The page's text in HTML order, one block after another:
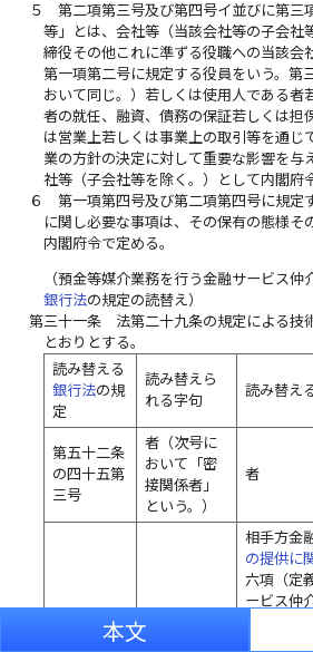
５
第二項第三号及び第四号イ並びに第三
等」とは、会社等（当該会社等の子会社
締役その他これに準ずる役職への当該会
第一項第二号に規定する役員をいう。第
おいて同じ。）若しくは使用人である者
者の就任、融資、債務の保証若しくは担
は営業上若しくは事業上の取引等を通じ
業の方針の決定に対して重要な影響を与
社等（子会社等を除く。）として内閣府
６
第一項第四号及び第二項第四号に規定
に関し必要な事項は、その保有の態様そ
内閣府令で定める。
（預金等媒介業務を行う金融サービス仲
銀行法の規定の読替え）
第三十一条
法第二十九条の規定による技
とおりとする。
読み替える
銀行法の規
定
読み替えら
れる字句
読み替え
第五十二条
の四十五第
三号
者（次号に
おいて「密
接関係者」
という。）
者
相手方金
の提供に
六項（定
ービス仲
項に規定
より顧客
本文